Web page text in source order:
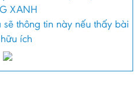
XANH
thông tin này nếu thấy bài
ích